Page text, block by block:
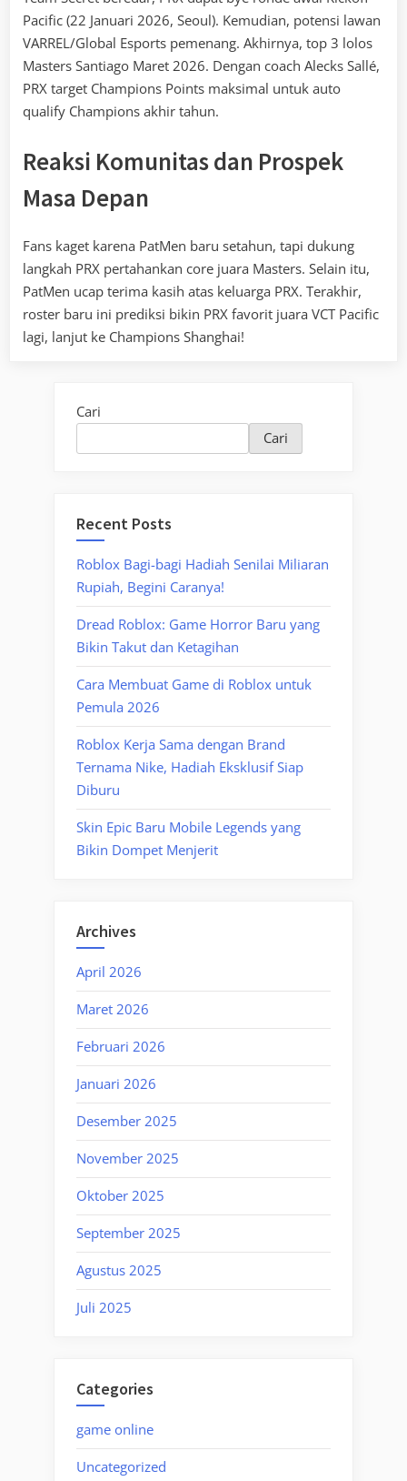
Pacific (22 Januari 2026, Seoul). Kemudian, potensi lawan
VARREL/Global Esports pemenang. Akhirnya, top 3 lolos
Masters Santiago Maret 2026. Dengan coach Alecks Sallé,
PRX target Champions Points maksimal untuk auto
qualify Champions akhir tahun.
Reaksi Komunitas dan Prospek
Masa Depan
Fans kaget karena PatMen baru setahun, tapi dukung
langkah PRX pertahankan core juara Masters. Selain itu,
PatMen ucap terima kasih atas keluarga PRX. Terakhir,
roster baru ini prediksi bikin PRX favorit juara VCT Pacific
lagi, lanjut ke Champions Shanghai!
Cari
Cari
Recent Posts
Roblox Bagi-bagi Hadiah Senilai Miliaran
Rupiah, Begini Caranya!
Dread Roblox: Game Horror Baru yang
Bikin Takut dan Ketagihan
Cara Membuat Game di Roblox untuk
Pemula 2026
Roblox Kerja Sama dengan Brand
Ternama Nike, Hadiah Eksklusif Siap
Diburu
Skin Epic Baru Mobile Legends yang
Bikin Dompet Menjerit
Archives
April 2026
Maret 2026
Februari 2026
Januari 2026
Desember 2025
November 2025
Oktober 2025
September 2025
Agustus 2025
Juli 2025
Categories
game online
Uncategorized